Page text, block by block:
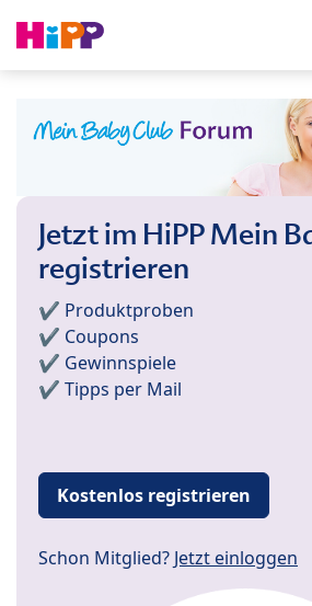
Jetzt im HiPP Mein
registrieren
✔️ Produktproben
✔️ Coupons
✔️ Gewinnspiele
✔️ Tipps per Mail
Kostenlos registrieren
Schon Mitglied? Jetzt einloggen